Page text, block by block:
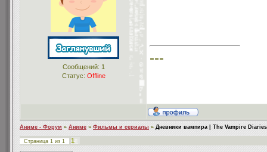
Сообщений: 1
Статус: Offline
---
Аниме - Форум » Аниме » Фильмы и сериалы » Дневники вампира | The Vampire Diaries
Страница 1 из 1 1